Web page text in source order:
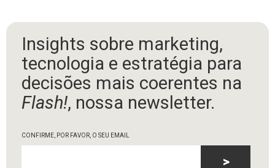
Insights sobre marketing,
tecnologia e estratégia para
decisões mais coerentes na
Flash!, nossa newsletter.
CONFIRME, POR FAVOR, O SEU EMAIL
>